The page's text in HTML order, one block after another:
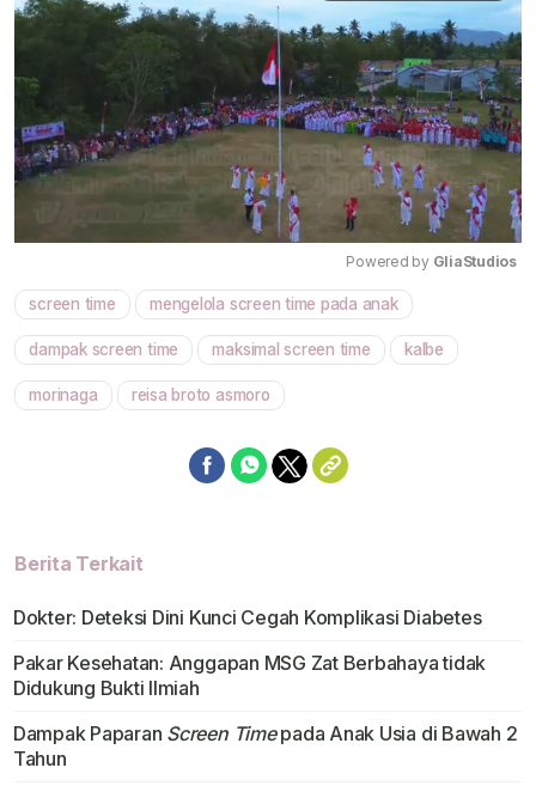
Powered by GliaStudios
screen time mengelola screen time pada anak
dampak screen time maksimal screen time kalbe
morinaga reisa broto asmoro
Berita Terkait
Dokter: Deteksi Dini Kunci Cegah Komplikasi Diabetes
Pakar Kesehatan: Anggapan MSG Zat Berbahaya tidak
Didukung Bukti Ilmiah
Dampak Paparan Screen Timepada Anak Usia di Bawah 2
Tahun